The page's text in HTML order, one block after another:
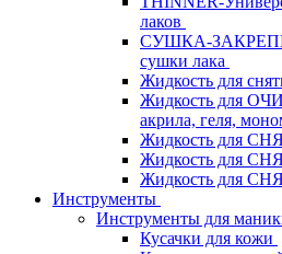
лаков
СУШКА-
сушки лака
Жидкость для
Жидкость для
акрила, геля,
Жидкость для
Жидкость для
Жидкость для
Инструменты
Инструменты для
Кусачки для кожи